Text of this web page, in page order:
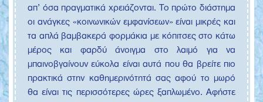
απ’ όσα πραγματικά χρειάζονται. Το πρώτο διάστημα
οι ανάγκες «κοινωνικών εμφανίσεων» είναι μικρές και
τα απλά βαμβακερά φορμάκια με κόπιτσες στο κάτω
μέρος και φαρδύ άνοιγμα στο λαιμό για να
μπαινοβγαίνουν εύκολα είναι αυτά που θα βρείτε πιο
πρακτικά στην καθημερινότητά σας αφού το μωρό
θα είναι τις περισσότερες ώρες ξαπλωμένο. Αφήστε